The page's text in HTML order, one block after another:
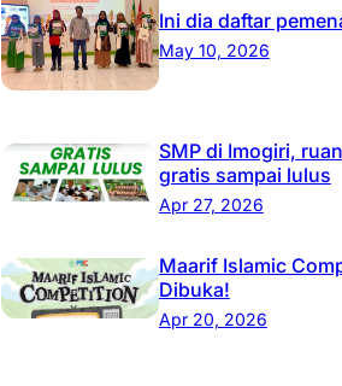
Ini dia daftar
May 10, 2026
SMP di Imogiri,
gratis sampai lulus
Apr 27, 2026
Maarif Islamic
Dibuka!
Apr 20, 2026